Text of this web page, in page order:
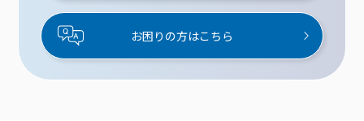
お困りの方はこちら